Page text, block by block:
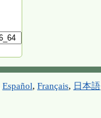
Español, Français, 日本語